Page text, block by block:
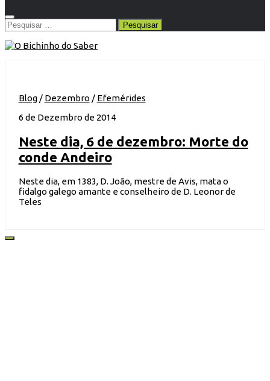
Pesquisar
por:
Blog/ Dezembro / Efemérides
6 de Dezembro de 2014
Neste dia, 6 de dezembro: Morte do
conde Andeiro
Neste dia, em 1383, D. João, mestre de Avis, mata o
fidalgo galego amante e conselheiro de D. Leonor de
Teles